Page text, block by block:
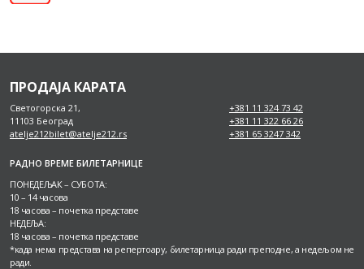
ПРОДАЈА КАРАТА
Светогорска 21,
11103 Београд
atelje212bilet@atelje212.rs
+381 11 324 73 42
+381 11 322 66 26
+381 65 3247 342
РАДНО ВРЕМЕ БИЛЕТАРНИЦЕ
ПОНЕДЕЉАК – СУБОТА:
10 – 14 часова
18 часова – почетка представе
НЕДЕЉА:
18 часова – почетка представе
*када нема представа на репертоару, билетарница ради преподне, а недељом не
ради.